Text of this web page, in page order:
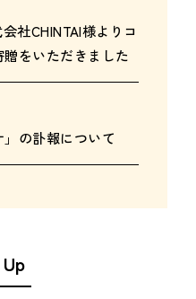
社CHINTAI様よりコ
をいただきました
の訃報について